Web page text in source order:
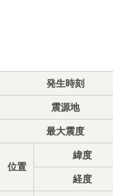
発生時刻
震源地
最大震度
位置
緯度
経度